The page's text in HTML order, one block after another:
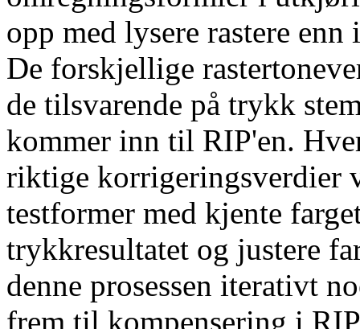
opp med lysere rastere
De forskjellige
de tilsvarende på trykk
kommer inn til RIP'en.
riktige korrigeringsverdier
testformer med kjente
trykkresultatet og justere
denne prosessen iterativt
frem til kompensering i